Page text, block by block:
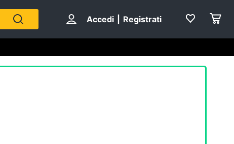
Accedi Registrati